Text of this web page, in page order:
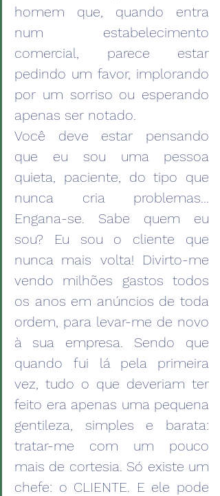
homem que, quando entra
num estabelecimento
comercial, parece estar
pedindo um favor, implorando
por um sorriso ou esperando
apenas ser notado.
Você deve estar pensando
que eu sou uma pessoa
quieta, paciente, do tipo que
nunca cria problemas…
Engana-se. Sabe quem eu
sou? Eu sou o cliente que
nunca mais volta! Divirto-me
vendo milhões gastos todos
os anos em anúncios de toda
ordem, para levar-me de novo
à sua empresa. Sendo que
quando fui lá pela primeira
vez, tudo o que deveriam ter
feito era apenas uma pequena
gentileza, simples e barata:
tratar-me com um pouco
mais de cortesia. Só existe um
chefe: o CLIENTE. E ele pode